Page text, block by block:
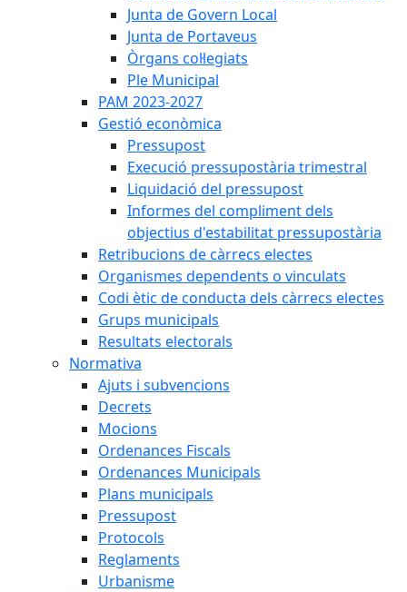
Junta de Govern Local
Junta de Portaveus
Òrgans col·legiats
Ple Municipal
PAM 2023-2027
Gestió econòmica
Pressupost
Execució pressupostària trimestral
Liquidació del pressupost
Informes del compliment dels
objectius d'estabilitat pressupostària
Retribucions de càrrecs electes
Organismes dependents o vinculats
Codi ètic de conducta dels càrrecs electes
Grups municipals
Resultats electorals
Normativa
Ajuts i subvencions
Decrets
Mocions
Ordenances Fiscals
Ordenances Municipals
Plans municipals
Pressupost
Protocols
Reglaments
Urbanisme